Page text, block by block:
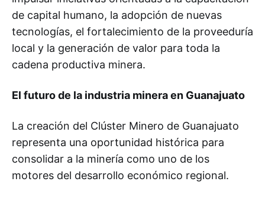
de capital humano, la adopción de nuevas
tecnologías, el fortalecimiento de la proveeduría
local y la generación de valor para toda la
cadena productiva minera.
El futuro de la industria minera en Guanajuato
La creación del Clúster Minero de Guanajuato
representa una oportunidad histórica para
consolidar a la minería como uno de los
motores del desarrollo económico regional.